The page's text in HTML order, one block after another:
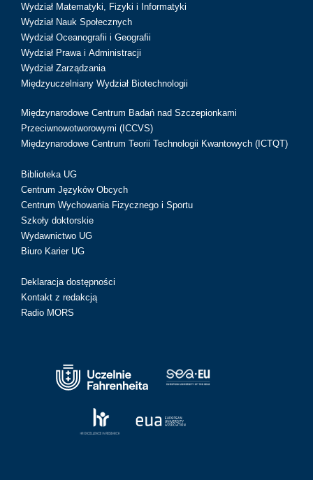
Wydział Matematyki, Fizyki i Informatyki
Wydział Nauk Społecznych
Wydział Oceanografii i Geografii
Wydział Prawa i Administracji
Wydział Zarządzania
Międzyuczelniany Wydział Biotechnologii
Międzynarodowe Centrum Badań nad Szczepionkami
Przeciwnowotworowymi (ICCVS)
Międzynarodowe Centrum Teorii Technologii Kwantowych (ICTQT)
Biblioteka UG
Centrum Języków Obcych
Centrum Wychowania Fizycznego i Sportu
Szkoły doktorskie
Wydawnictwo UG
Biuro Karier UG
Deklaracja dostępności
Kontakt z redakcją
Radio MORS